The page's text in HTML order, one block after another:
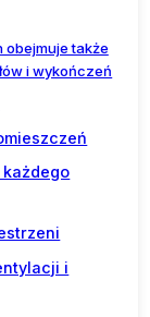
także
i wykończeń
i